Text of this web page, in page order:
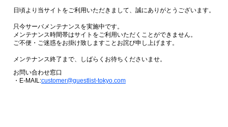
日頃より当サイトをご利用いただきまして、誠にありがとうございます。
只今サーバメンテナンスを実施中です。
メンテナンス時間帯はサイトをご利用いただくことができません。
ご不便・ご迷惑をお掛け致しますことお詫び申し上げます。
メンテナンス終了まで、しばらくお待ちくださいませ。
お問い合わせ窓口
・E-MAIL:customer@guestlist-tokyo.com